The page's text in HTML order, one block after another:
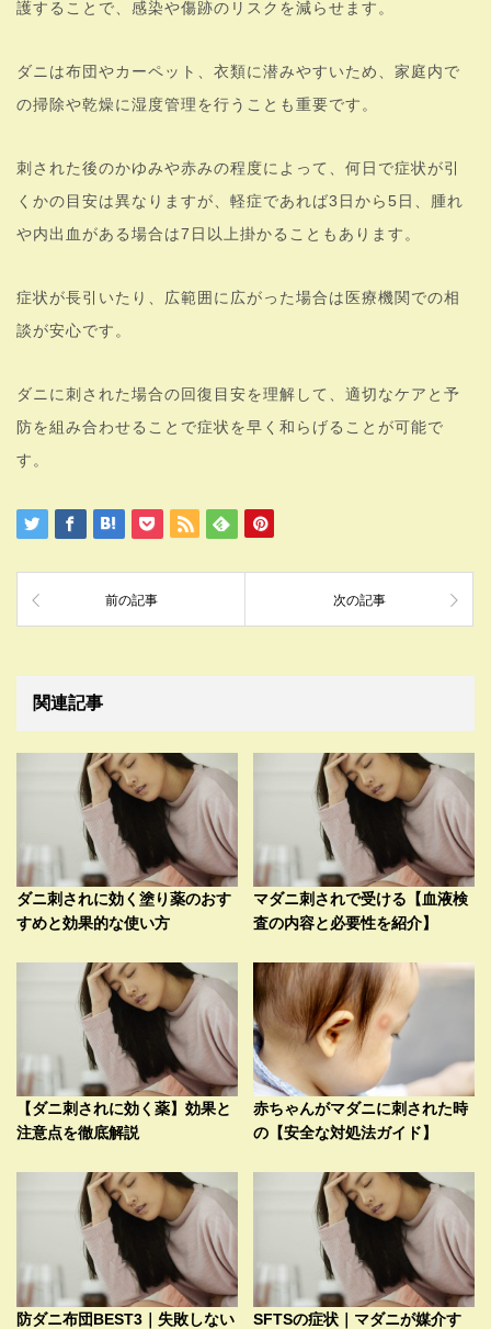
護することで、感染や傷跡のリスクを減らせます。
ダニは布団やカーペット、衣類に潜みやすいため、家庭内で
の掃除や乾燥に湿度管理を行うことも重要です。
刺された後のかゆみや赤みの程度によって、何日で症状が引
くかの目安は異なりますが、軽症であれば3日から5日、腫れ
や内出血がある場合は7日以上掛かることもあります。
症状が長引いたり、広範囲に広がった場合は医療機関での相
談が安心です。
ダニに刺された場合の回復目安を理解して、適切なケアと予
防を組み合わせることで症状を早く和らげることが可能で
す。
前の記事 次の記事
関連記事
ダニ刺されに効く塗り薬のおす
すめと効果的な使い方
マダニ刺されで受ける【血液検
査の内容と必要性を紹介】
【ダニ刺されに効く薬】効果と
注意点を徹底解説
赤ちゃんがマダニに刺された時
の【安全な対処法ガイド】
防ダニ布団BEST3｜失敗しない
SFTSの症状｜マダニが媒介す